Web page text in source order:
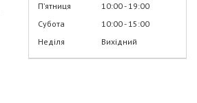
Пʼятниця
10:00 19:00
Субота
10:00 15:00
Неділя
Вихідний